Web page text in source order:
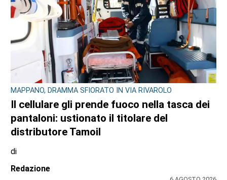
MAPPANO, DRAMMA SFIORATO IN VIA RIVAROLO
Il cellulare gli prende fuoco nella tasca dei
pantaloni: ustionato il titolare del
distributore Tamoil
di
Redazione